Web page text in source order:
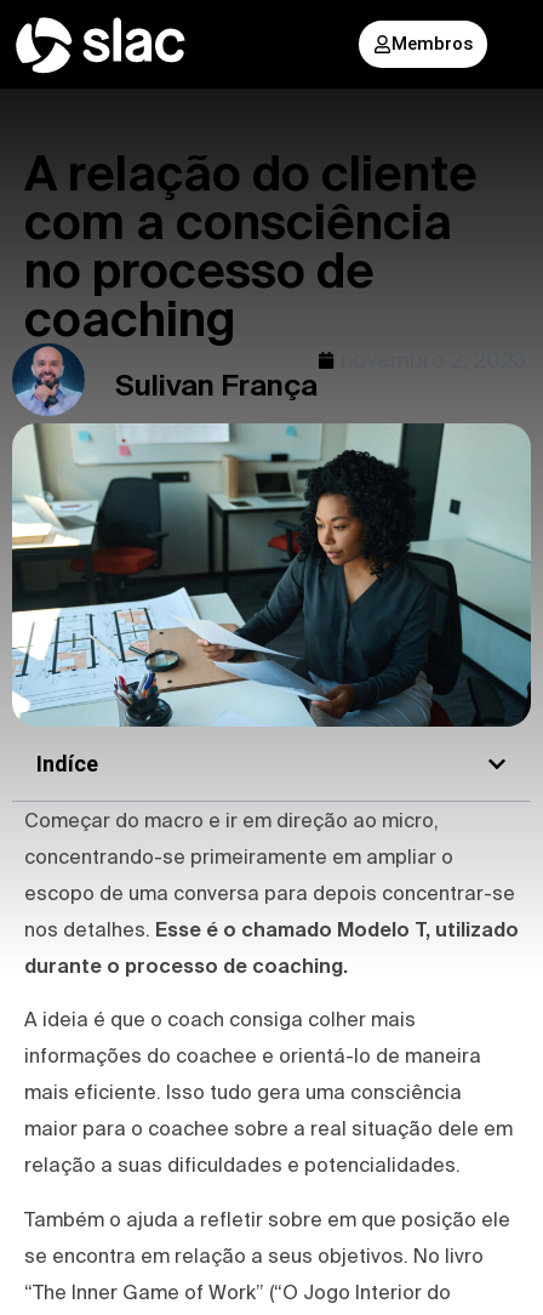
Membros
A relação do cliente
com a consciência
no processo de
coaching
Sulivan França
Indíce
Começar do macro e ir em direção ao micro,
concentrando-se primeiramente em ampliar o
escopo de uma conversa para depois concentrar-se
nos detalhes. Esse é o chamado Modelo T, utilizado
durante o processo de coaching.
A ideia é que o coach consiga colher mais
informações do coachee e orientá-lo de maneira
mais eficiente. Isso tudo gera uma consciência
maior para o coachee sobre a real situação dele em
relação a suas dificuldades e potencialidades.
Também o ajuda a refletir sobre em que posição ele
se encontra em relação a seus objetivos. No livro
“The Inner Game of Work” (“O Jogo Interior do